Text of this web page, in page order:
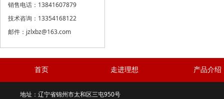
销售电话：13841607879
技术咨询：13354168122
邮件：jzlxbz@163.com
首页 走进理想 产品介绍
地址：辽宁省锦州市太和区三屯950号